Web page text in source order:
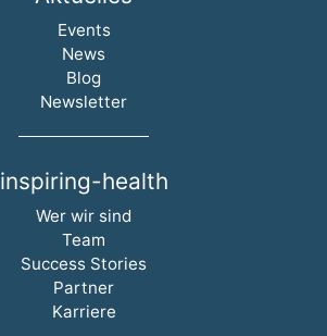
Navigation überspringen
Events
News
Blog
Newsletter
inspiring-health
Navigation überspringen
Wer wir sind
Team
Success Stories
Partner
Karriere